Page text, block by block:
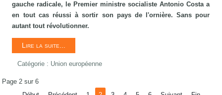
gauche radicale, le Premier ministre socialiste Antonio Costa a
en tout cas réussi à sortir son pays de l'ornière. Sans pour
autant tout révolutionner.
Lire la suite...
Catégorie : Union européenne
Page 2 sur 6